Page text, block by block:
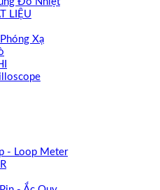
LIỆU
Xạ
- Loop Meter